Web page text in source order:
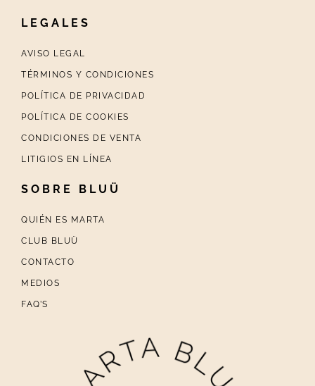
LEGALES
AVISO LEGAL
TÉRMINOS Y CONDICIONES
POLÍTICA DE PRIVACIDAD
POLÍTICA DE COOKIES
CONDICIONES DE VENTA
LITIGIOS EN LÍNEA
SOBRE BLUÜ
QUIÉN ES MARTA
CLUB BLUÜ
CONTACTO
MEDIOS
FAQ’S